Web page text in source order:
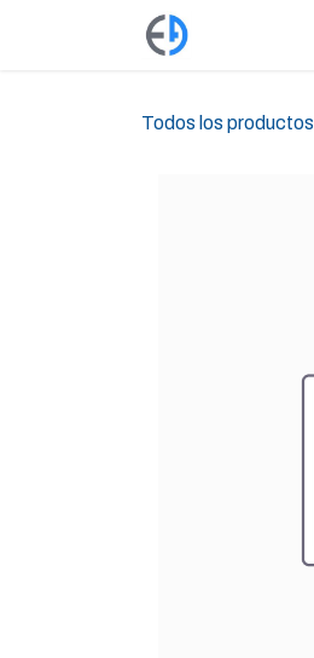
Todos los productos